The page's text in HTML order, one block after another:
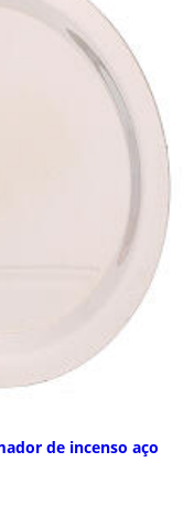
de incenso aço